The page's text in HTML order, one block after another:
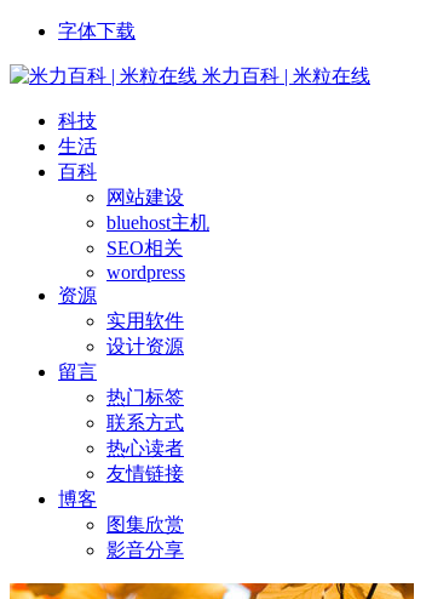
字体下载
米力百科 | 米粒在线
科技
生活
百科
网站建设
bluehost主机
SEO相关
wordpress
资源
实用软件
设计资源
留言
热门标签
联系方式
热心读者
友情链接
博客
图集欣赏
影音分享